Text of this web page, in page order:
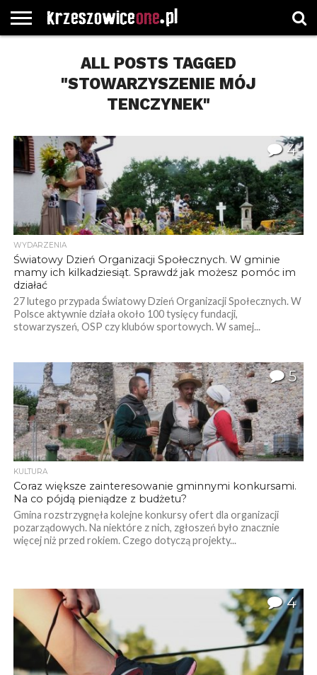
SAMORZĄDOWE
KATEGORIE
GREGORCZYKALL POSTS TAGGED
"STOWARZYSZENIE MÓJ
TENCZYNEK"
4
WYDARZENIA
Światowy Dzień Organizacji Społecznych. W gminie
mamy ich kilkadziesiąt. Sprawdź jak możesz pomóc im
działać
27 lutego przypada Światowy Dzień Organizacji Społecznych. W
Polsce aktywnie działa około 100 tysięcy fundacji,
stowarzyszeń, OSP czy klubów sportowych. W samej...
5
KULTURA
Coraz większe zainteresowanie gminnymi konkursami.
Na co pójdą pieniądze z budżetu?
Gmina rozstrzygnęła kolejne konkursy ofert dla organizacji
pozarządowych. Na niektóre z nich, zgłoszeń było znacznie
więcej niż przed rokiem. Czego dotyczą projekty...
4